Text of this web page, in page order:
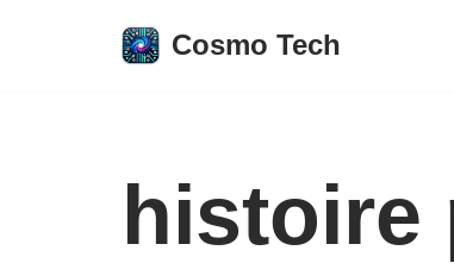
Cosmo Tech
histoire